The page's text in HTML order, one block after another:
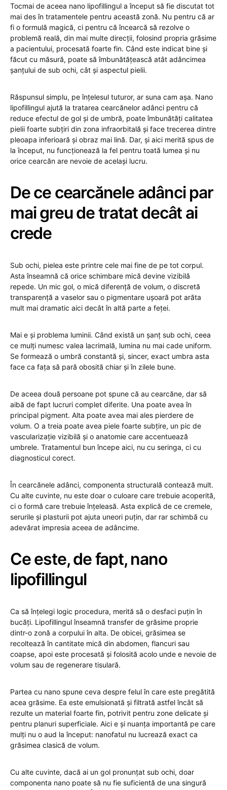
Tocmai de aceea nano lipofillingul a început să fie discutat tot
mai des în tratamentele pentru această zonă. Nu pentru că ar
fi o formulă magică, ci pentru că încearcă să rezolve o
problemă reală, din mai multe direcții, folosind propria grăsime
a pacientului, procesată foarte fin. Când este indicat bine și
făcut cu măsură, poate să îmbunătățească atât adâncimea
șanțului de sub ochi, cât și aspectul pielii.
Răspunsul simplu, pe înțelesul tuturor, ar suna cam așa. Nano
lipofillingul ajută la tratarea cearcănelor adânci pentru că
reduce efectul de gol și de umbră, poate îmbunătăți calitatea
pielii foarte subțiri din zona infraorbitală și face trecerea dintre
pleoapa inferioară și obraz mai lină. Dar, și aici merită spus de
la început, nu funcționează la fel pentru toată lumea și nu
orice cearcăn are nevoie de același lucru.
De ce cearcănele adânci par
mai greu de tratat decât ai
crede
Sub ochi, pielea este printre cele mai fine de pe tot corpul.
Asta înseamnă că orice schimbare mică devine vizibilă
repede. Un mic gol, o mică diferență de volum, o discretă
transparență a vaselor sau o pigmentare ușoară pot arăta
mult mai dramatic aici decât în altă parte a feței.
Mai e și problema luminii. Când există un șanț sub ochi, ceea
ce mulți numesc valea lacrimală, lumina nu mai cade uniform.
Se formează o umbră constantă și, sincer, exact umbra asta
face ca fața să pară obosită chiar și în zilele bune.
De aceea două persoane pot spune că au cearcăne, dar să
aibă de fapt lucruri complet diferite. Una poate avea în
principal pigment. Alta poate avea mai ales pierdere de
volum. O a treia poate avea piele foarte subțire, un pic de
vascularizație vizibilă și o anatomie care accentuează
umbrele. Tratamentul bun începe aici, nu cu seringa, ci cu
diagnosticul corect.
În cearcănele adânci, componenta structurală contează mult.
Cu alte cuvinte, nu este doar o culoare care trebuie acoperită,
ci o formă care trebuie înțeleasă. Asta explică de ce cremele,
serurile și plasturii pot ajuta uneori puțin, dar rar schimbă cu
adevărat impresia aceea de adâncime.
Ce este, de fapt, nano
lipofillingul
Ca să înțelegi logic procedura, merită să o desfaci puțin în
bucăți. Lipofillingul înseamnă transfer de grăsime proprie
dintr-o zonă a corpului în alta. De obicei, grăsimea se
recoltează în cantitate mică din abdomen, flancuri sau
coapse, apoi este procesată și folosită acolo unde e nevoie de
volum sau de regenerare tisulară.
Partea cu nano spune ceva despre felul în care este pregătită
acea grăsime. Ea este emulsionată și filtrată astfel încât să
rezulte un material foarte fin, potrivit pentru zone delicate și
pentru planuri superficiale. Aici e și nuanța importantă pe care
mulți nu o aud la început: nanofatul nu lucrează exact ca
grăsimea clasică de volum.
Cu alte cuvinte, dacă ai un gol pronunțat sub ochi, doar
componenta nano poate să nu fie suficientă de una singură